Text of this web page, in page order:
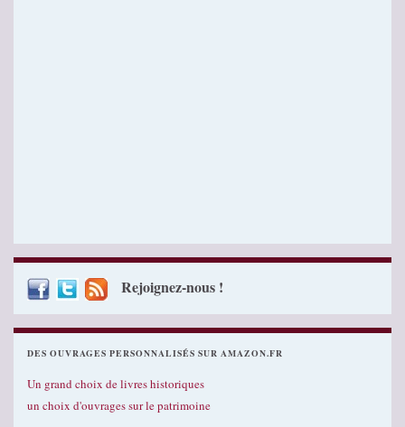
Rejoignez-nous !
DES OUVRAGES PERSONNALISÉS SUR AMAZON.FR
Un grand choix de livres historiques
un choix d'ouvrages sur le patrimoine